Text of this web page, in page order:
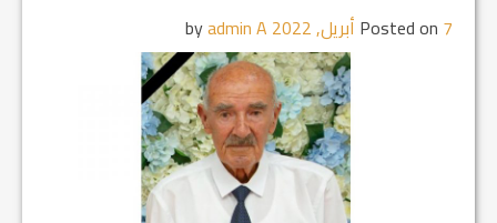
Posted on 7 أبريل, 2022 admin A